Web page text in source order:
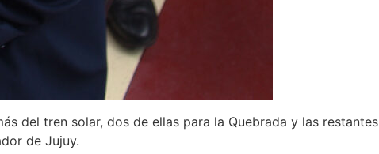
del tren solar, dos de ellas para la Quebrada y las restantes
de Jujuy.